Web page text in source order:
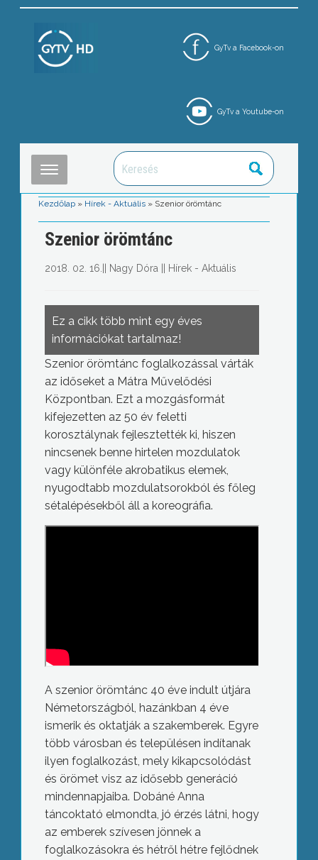
GyTv a Facebook-on
GyTv a Youtube-on
Kezdőlap » Hírek - Aktuális » Szenior örömtánc
Szenior örömtánc
2018. 02. 16. Nagy Dóra Hírek - Aktuális
Ez a cikk több mint egy éves
információkat tartalmaz!
Szenior örömtánc foglalkozással várták
az időseket a Mátra Művelődési
Központban. Ezt a mozgásformát
kifejezetten az 50 év feletti
korosztálynak fejlesztették ki, hiszen
nincsenek benne hirtelen mozdulatok
vagy különféle akrobatikus elemek,
nyugodtabb mozdulatsorokból és főleg
sétalépésekből áll a koreográfia.
A szenior örömtánc 40 éve indult útjára
Németországból, hazánkban 4 éve
ismerik és oktatják a szakemberek. Egyre
több városban és településen indítanak
ilyen foglalkozást, mely kikapcsolódást
és örömet visz az idősebb generáció
mindennapjaiba. Dobáné Anna
táncoktató elmondta, jó érzés látni, hogy
az emberek szívesen jönnek a
foglalkozásokra és hétről hétre fejlődnek